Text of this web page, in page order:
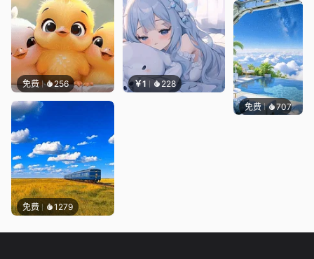
免费 256 ￥1 228
免费 1279
免费 707豆子